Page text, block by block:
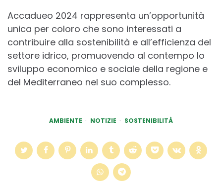
Accadueo 2024 rappresenta un’opportunità
unica per coloro che sono interessati a
contribuire alla sostenibilità e all’efficienza del
settore idrico, promuovendo al contempo lo
sviluppo economico e sociale della regione e
del Mediterraneo nel suo complesso.
AMBIENTE NOTIZIE SOSTENIBILITÀ